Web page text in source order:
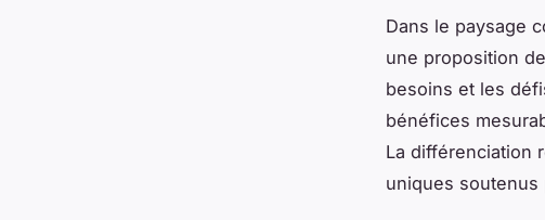
Dans le paysage
une proposition
besoins et les
bénéfices
La différenciation
uniques